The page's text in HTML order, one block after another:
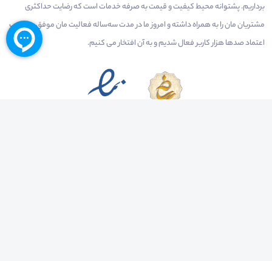
برداریم. پشتوانه محیط کیفیت و قیمت به صرفه خدمات است که رضایت حداکثری
مشتریان مان را به همراه داشته و امروز ما در مدت سه‌ساله فعالیت مان موفق به کسب
اعتماد صدها هزار کاربر فعال شدیم و به آن افتخار می‌ کنیم.